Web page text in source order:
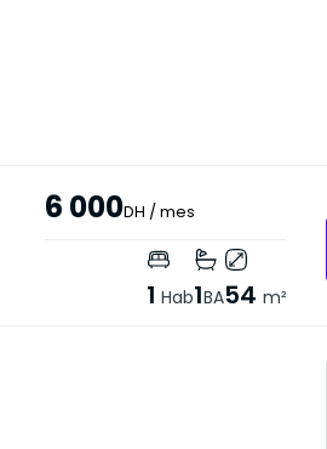
6 000DH / mes
1 Hab1BA54 m²